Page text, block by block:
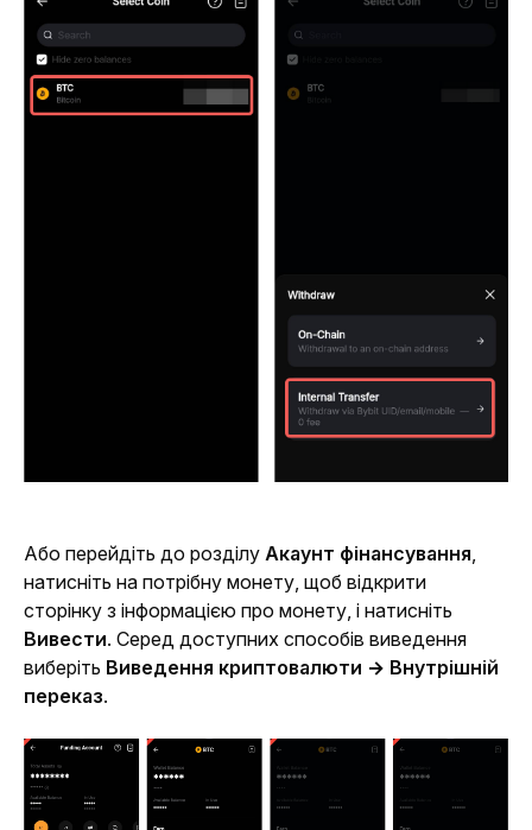
Або перейдіть до розділу Акаунт фінансування,
натисніть на потрібну монету, щоб відкрити
Вивести. Серед доступних способів виведення
виберіть Виведення криптовалюти → Внутрішній
переказ.